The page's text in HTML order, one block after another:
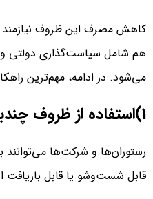
کاهش مصرف این ظروف
هم شامل سیاست‌گذاری دولتی و
می‌شود. در ادامه، مهم‌ترین
1)استفاده از ظروف چندبار مصرف
رستوران‌ها و شرکت‌ها
قابل شست‌وشو یا قابل بازیافت